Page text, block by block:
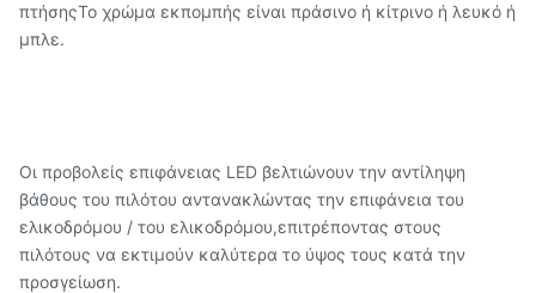
πτήσηςΤο χρώμα εκπομπής είναι πράσινο ή κίτρινο ή λευκό ή
μπλε.
Οι προβολείς επιφάνειας LED βελτιώνουν την αντίληψη
βάθους του πιλότου αντανακλώντας την επιφάνεια του
ελικοδρόμου / του ελικοδρόμου,επιτρέποντας στους
πιλότους να εκτιμούν καλύτερα το ύψος τους κατά την
προσγείωση.